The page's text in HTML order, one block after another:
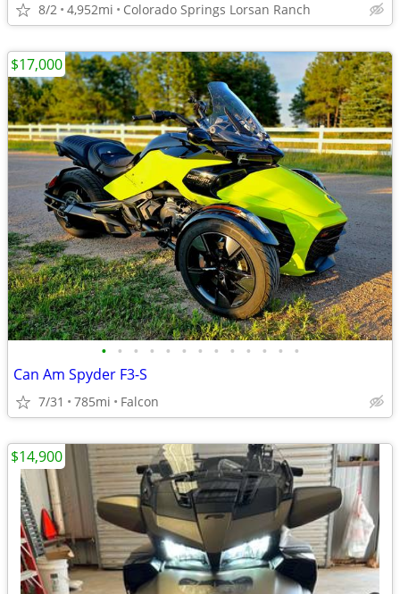
8/2 4,952mi Colorado Springs Lorsan Ranch
• • • • • • • • • • • • •
Can Am Spyder F3-S
7/31 785mi Falcon
$17,000
$14,900